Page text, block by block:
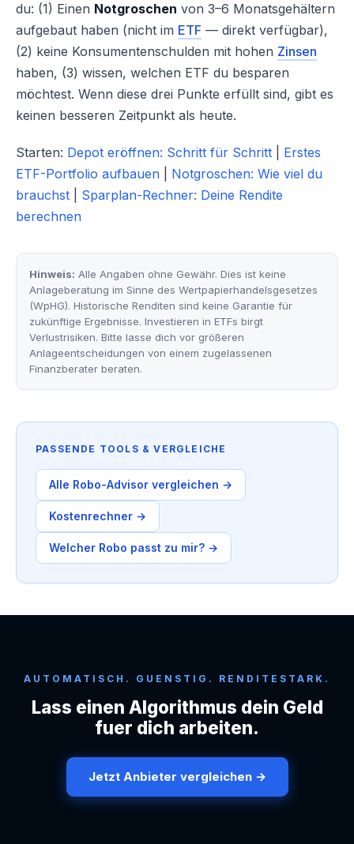
du: (1) Einen Notgroschen von 3–6 Monatsgehältern
aufgebaut haben (nicht im ETF — direkt verfügbar),
(2) keine Konsumentenschulden mit hohen Zinsen
haben, (3) wissen, welchen ETF du besparen
möchtest. Wenn diese drei Punkte erfüllt sind, gibt es
keinen besseren Zeitpunkt als heute.
Starten: Depot eröffnen: Schritt für Schritt
Erstes
ETF-Portfolio aufbauen
Notgroschen: Wie viel du
brauchst
Sparplan-Rechner: Deine Rendite
berechnen
Hinweis: Alle Angaben ohne Gewähr. Dies ist keine
Anlageberatung im Sinne des Wertpapierhandelsgesetzes
(WpHG). Historische Renditen sind keine Garantie für
zukünftige Ergebnisse. Investieren in ETFs birgt
Verlustrisiken. Bitte lasse dich vor größeren
Anlageentscheidungen von einem zugelassenen
Finanzberater beraten.
PASSENDE TOOLS & VERGLEICHE
Alle Robo-Advisor vergleichen →
Kostenrechner →
Welcher Robo passt zu mir? →
AUTOMATISCH. GUENSTIG. RENDITESTARK.
Lass einen Algorithmus dein Geld
fuer dich arbeiten.
Jetzt Anbieter vergleichen →